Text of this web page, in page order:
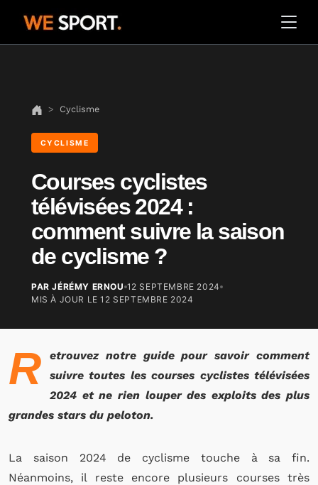
Cyclisme
CYCLISME
Courses cyclistes
télévisées 2024 :
comment suivre la saison
de cyclisme ?
PAR JÉRÉMY ERNOU 12 SEPTEMBRE 2024
MIS À JOUR LE12 SEPTEMBRE 2024
R
etrouvez notre guide pour savoir comment
suivre toutes les courses cyclistes télévisées
2024 et ne rien louper des exploits des plus
grandes stars du peloton.
La saison 2024 de cyclisme touche à sa fin.
Néanmoins, il reste encore plusieurs courses très